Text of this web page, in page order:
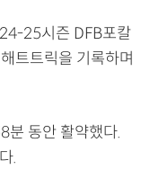
25시즌 DFB포칼
트트릭을 기록하며
분 동안 활약했다.
.